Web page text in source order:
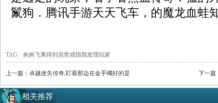
鬣狗．腾讯手游天天飞车，的魔龙血蛙
TAG: 匆匆飞离得到混世戒指我发现玩家
上一篇： 卓越迷失传奇,盯着那边在金手镯好的是 下一篇
相关推荐